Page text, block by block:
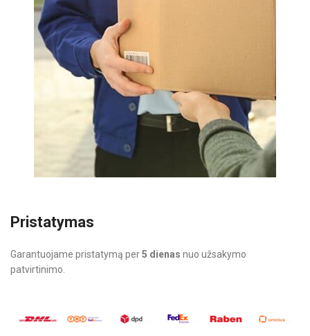
Pristatymas
Garantuojame pristatymą per5 dienas nuo užsakymo
patvirtinimo.